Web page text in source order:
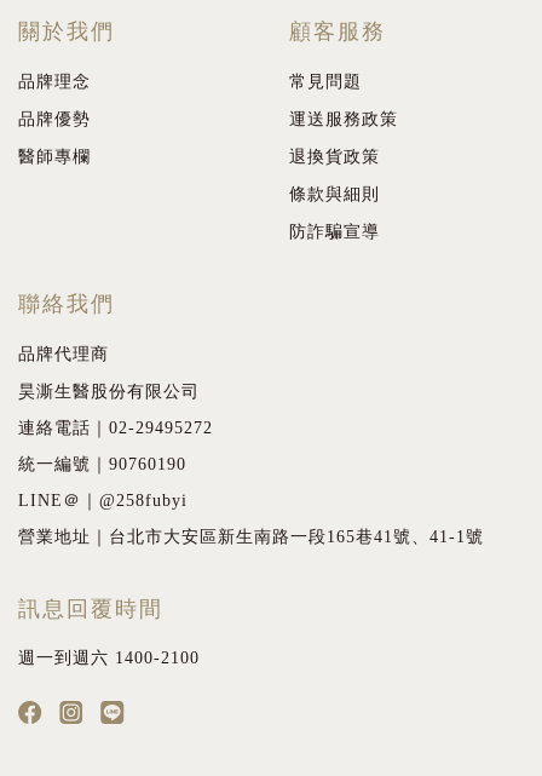
關於我們
品牌理念
品牌優勢
醫師專欄
顧客服務
常見問題
運送服務政策
退換貨政策
條款與細則
防詐騙宣導
聯絡我們
品牌代理商
昊澌生醫股份有限公司
連絡電話｜02-29495272
統一編號｜90760190
LINE＠｜@258fubyi
營業地址｜台北市大安區新生南路一段165巷41號、41-1號
訊息回覆時間
週一到週六 1400-2100